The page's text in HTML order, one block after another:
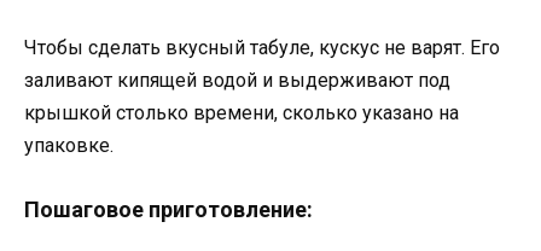
Чтобы сделать вкусный табуле, кускус не варят. Его
заливают кипящей водой и выдерживают под
крышкой столько времени, сколько указано на
упаковке.
Пошаговое приготовление: